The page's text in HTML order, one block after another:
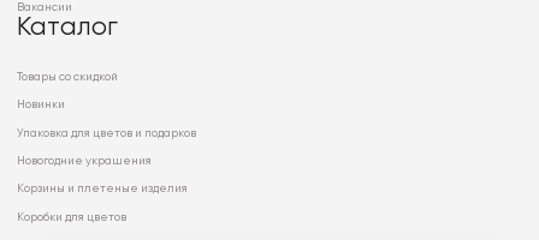
Вакансии
Каталог
Товары со скидкой
Новинки
Упаковка для цветов и подарков
Новогодние украшения
Корзины и плетеные изделия
Коробки для цветов